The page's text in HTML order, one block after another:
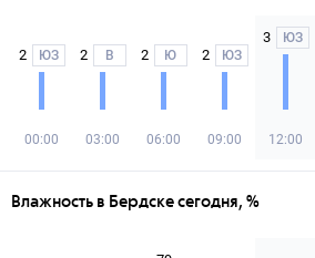
2 ЮЗ
00:00
2 В
03:00
2 Ю
06:00
2 ЮЗ
09:00
3 ЮЗ
12:00
Влажность в Бердске сегодня, %